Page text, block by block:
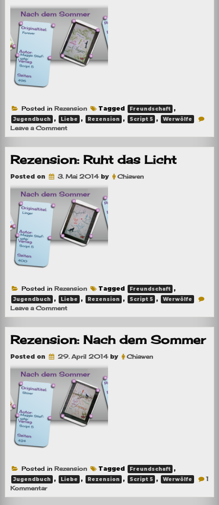
Posted in Rezension Tagged Freundschaft ,
Jugendbuch , Liebe , Rezension , Script 5 , Werwölfe
Leave a Commenton
deinen
Augen
Rezension: Ruht das Licht
Posted on 3. Mai 2014by Chiawen
Posted in Rezension Tagged Freundschaft ,
Jugendbuch , Liebe , Rezension , Script 5 , Werwölfe
Leave a Commenton
das
Licht
Rezension: Nach dem Sommer
Posted on 29. April 2014by Chiawen
Posted in Rezension Tagged Freundschaft ,
Jugendbuch , Liebe , Rezension , Script 5 , Werwölfe
1
Kommentarzu